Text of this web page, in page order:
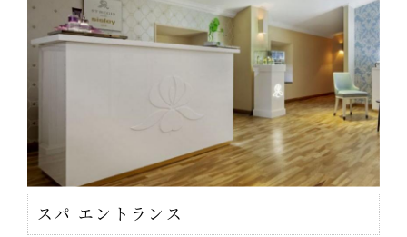
スパ エントランス